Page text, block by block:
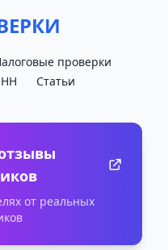
проверки
Статьи
от реальных